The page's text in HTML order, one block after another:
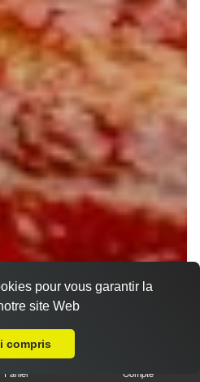
Panier Compte
pour vous garantir la
site Web
compris